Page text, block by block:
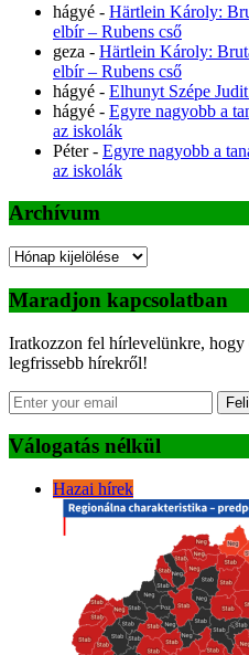
hágyé - Härtlein Károly:
elbír – Rubens cső
geza - Härtlein Károly:
elbír – Rubens cső
hágyé - Elhunyt Szépe
hágyé - Egyre nagyobb a
az iskolák
Péter- Egyre nagyobb a
az iskolák
Archívum
Archívum
Maradjon kapcsolatban
Iratkozzon fel hírlevelünkre, hogy
legfrissebb hírekről!
Válogatás nélkül
Hazai hírek